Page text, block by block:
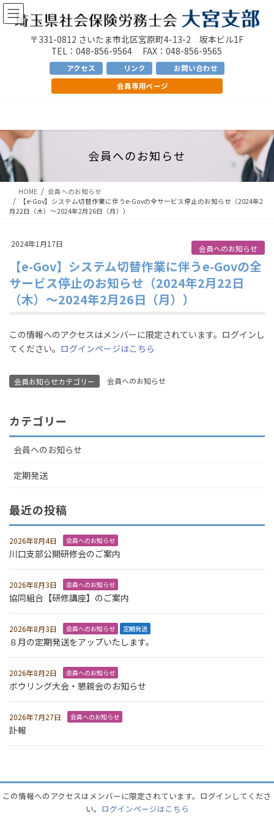
コ
ン
プ
ナ
ビ
動
〒331-0812 さいたま市北区宮原町4-13-2 坂本ビル1F
TEL：048-856-9564 FAX：048-856-9565
アクセス リンク
お問い合わせ
会員専用ページ
会員へのお知らせ
HOME
会員へのお知らせ
【e-Gov】システム切替作業に伴うe-Govの全サービス停止のお知らせ（2024年2
月22日（木）～2024年2月26日（月））
2024年1月17日 会員へのお知らせ
【e-Gov】システム切替作業に伴うe-Govの全
サービス停止のお知らせ（2024年2月22日
（木）～2024年2月26日（月））
この情報へのアクセスはメンバーに限定されています。ログインし
てください。 ログインページはこちら
会員お知らせカテゴリー 会員へのお知らせ
カテゴリー
会員へのお知らせ
定期発送
最近の投稿
2026年8月4日 会員へのお知らせ
川口支部公開研修会のご案内
2026年8月3日 会員へのお知らせ
協同組合【研修講座】のご案内
2026年8月3日 会員へのお知らせ 定期発送
８月の定期発送をアップいたします。
2026年8月2日 会員へのお知らせ
ボウリング大会・懇親会のお知らせ
2026年7月27日 会員へのお知らせ
訃報
この情報へのアクセスはメンバーに限定されています。ログインしてくださ
い。 ログインページはこちら